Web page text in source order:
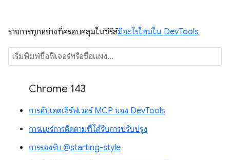
รายการทุกอย่างที่ครอบคลุมในซีรีส์มีอะไรใหม่ใน DevTools
Chrome 143
การอัปเดตเซิร์ฟเวอร์ MCP ของ DevTools
การแชร์การติดตามที่ได้รับการปรับปรุง
การรองรับ @starting-style